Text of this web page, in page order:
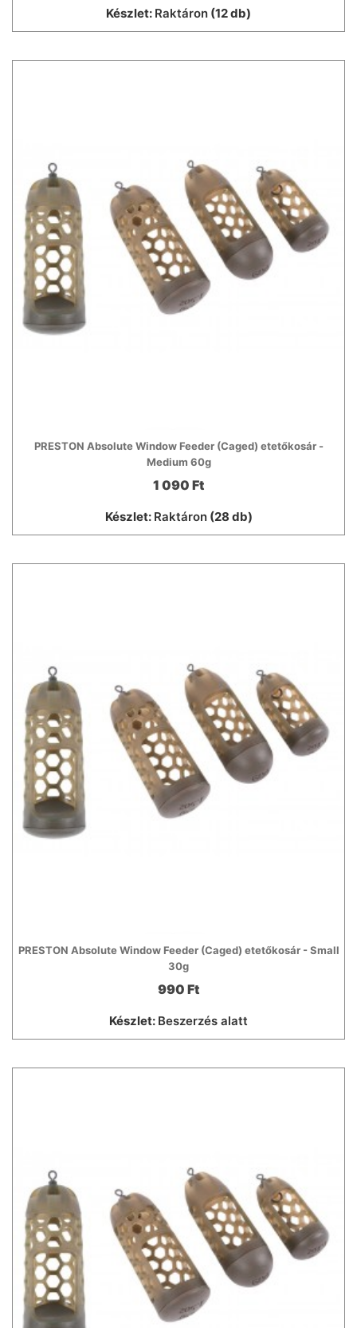
Készlet: Raktáron (12 db)
PRESTON Absolute Window Feeder (Caged) etetőkosár -
Medium 60g
1 090 Ft
Készlet: Raktáron(28 db)
PRESTON Absolute Window Feeder (Caged) etetőkosár - Small
30g
990 Ft
Készlet: Beszerzés alatt